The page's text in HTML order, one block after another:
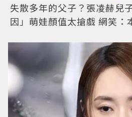
失散多年的父子？張凌赫兒
因」萌娃顏值太搶戲 網笑：